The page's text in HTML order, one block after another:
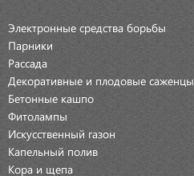
Электронные средства борьбы
Парники
Рассада
Декоративные и плодовые саженцы
Бетонные кашпо
Фитолампы
Искусственный газон
Капельный полив
Кора и щепа